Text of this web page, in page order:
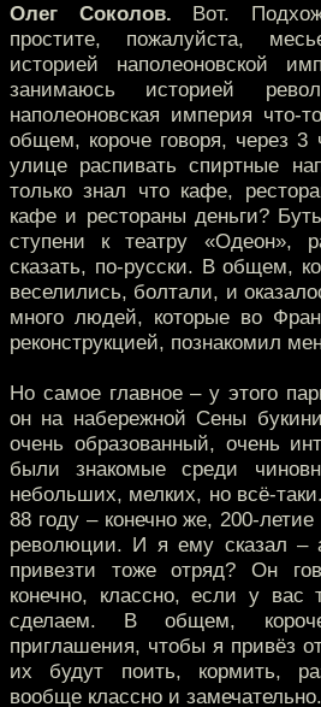
Олег Соколов. Вот.
простите, пожалуйста,
историей наполеоновской
занимаюсь историей
наполеоновская империя что-
общем, короче говоря, через
улице распивать спиртные
только знал что кафе,
кафе и рестораны деньги?
ступени к театру «Одеон»,
сказать, по-русски. В общем,
веселились, болтали, и
много людей, которые во
реконструкцией, познакомил
Но самое главное – у этого
он на набережной Сены
очень образованный, очень
были знакомые среди
небольших, мелких, но всё-
88 году – конечно же, 200-
революции. И я ему сказал
привезти тоже отряд? Он
конечно, классно, если у
сделаем. В общем,
приглашения, чтобы я привёз
их будут поить, кормить,
вообще классно и замечательно.